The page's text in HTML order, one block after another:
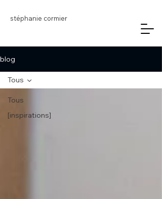
stéphanie cormier
blog
Tous
[inspirations]
Tous